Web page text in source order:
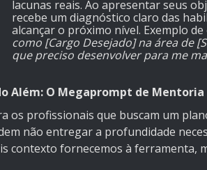
lacunas reais. Ao apresentar seus
recebe um diagnóstico claro das
alcançar o próximo nível. Exemplo
como [Cargo Desejado] na área de
que preciso desenvolver para me
Além: O Megaprompt de
os profissionais que buscam um
não entregar a profundidade
contexto fornecemos à ferramenta,